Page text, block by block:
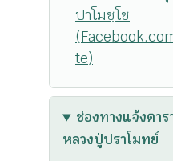
ปาโมชฺโช
te)
ช่องทางแจ้งตา
หลวงปู่ปราโมทย์